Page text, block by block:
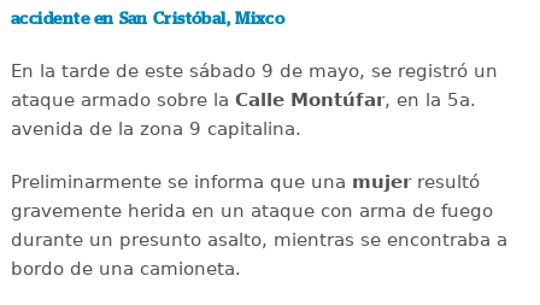
accidente en San Cristóbal, Mixco
En la tarde de este sábado 9 de mayo, se registró un
ataque armado sobre la Calle Montúfar, en la 5a.
avenida de la zona 9 capitalina.
Preliminarmente se informa que una mujerresultó
gravemente herida en un ataque con arma de fuego
durante un presunto asalto, mientras se encontraba a
bordo de una camioneta.